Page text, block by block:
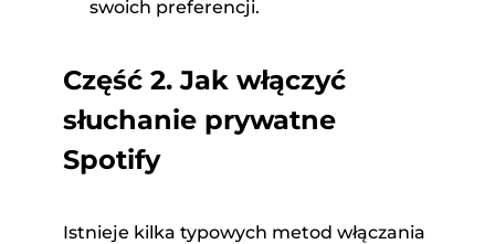
swoich preferencji.
Część 2. Jak włączyć
słuchanie prywatne
Spotify
Istnieje kilka typowych metod włączania